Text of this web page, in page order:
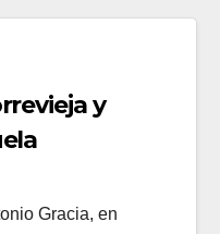
y
Gracia, en